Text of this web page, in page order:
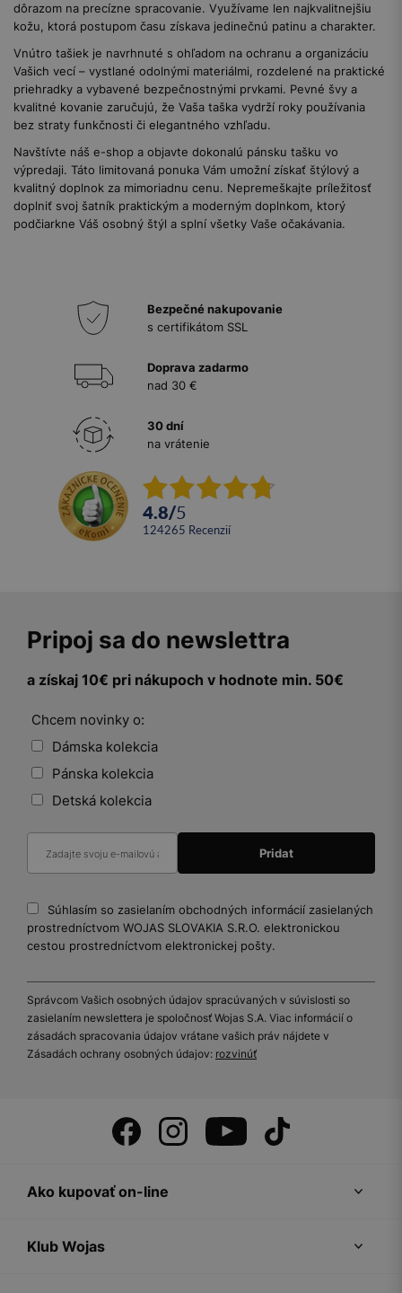
dôrazom na precízne spracovanie. Využívame len najkvalitnejšiu
kožu, ktorá postupom času získava jedinečnú patinu a charakter.
Vnútro tašiek je navrhnuté s ohľadom na ochranu a organizáciu
Vašich vecí – vystlané odolnými materiálmi, rozdelené na praktické
priehradky a vybavené bezpečnostnými prvkami. Pevné švy a
kvalitné kovanie zaručujú, že Vaša taška vydrží roky používania
bez straty funkčnosti či elegantného vzhľadu.
Navštívte náš e-shop a objavte dokonalú pánsku tašku vo
výpredaji. Táto limitovaná ponuka Vám umožní získať štýlový a
kvalitný doplnok za mimoriadnu cenu. Nepremeškajte príležitosť
doplniť svoj šatník praktickým a moderným doplnkom, ktorý
podčiarkne Váš osobný štýl a splní všetky Vaše očakávania.
Bezpečné nakupovanie
s certifikátom SSL
Doprava zadarmo
nad 30 €
30 dní
na vrátenie
4.8/5
124265 recenzií
Pripoj sa do newslettra
a získaj 10€ pri nákupoch v hodnote min. 50€
Chcem novinky o:
Dámska kolekcia
Pánska kolekcia
Detská kolekcia
Súhlasím so zasielaním obchodných informácií zasielaných
prostredníctvom WOJAS SLOVAKIA S.R.O. elektronickou
cestou prostredníctvom elektronickej pošty.
Správcom Vašich osobných údajov spracúvaných v súvislosti so
zasielaním newslettera je spoločnosť Wojas S.A. Viac informácií o
zásadách spracovania údajov vrátane vašich práv nájdete v
Zásadách ochrany osobných údajov: rozvinúť
Ako kupovať on-line
Klub Wojas